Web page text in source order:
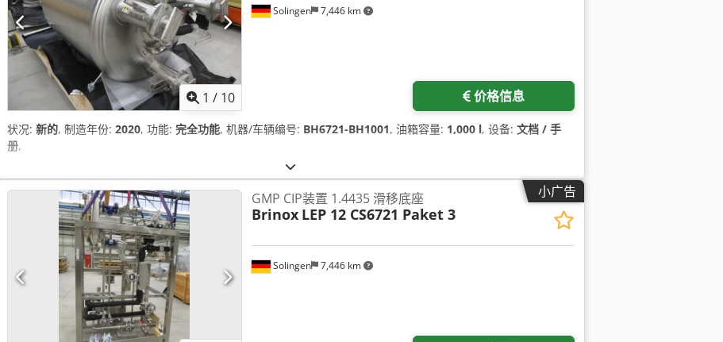
1 / 10
Solingen 7,446 km
价格信息
状况: 新的, 制造年份: 2020, 功能: 完全功能, 机器/车辆编号: BH6721-BH1001, 油箱容量: 1,000 l, 设备: 文档 / 手
册,
小广告
Solingen 7,446 km
GMP CIP装置 1.4435 滑移底座
Brinox LEP 12 CS6721 Paket 3